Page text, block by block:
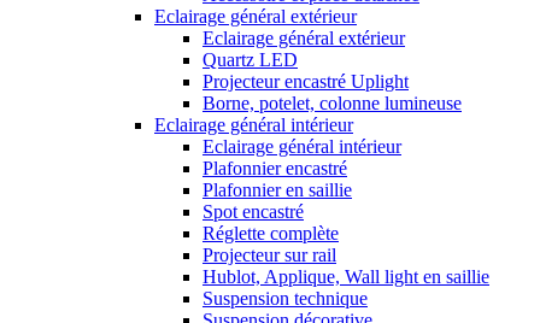
Eclairage général extérieur
Eclairage général extérieur
Quartz LED
Projecteur encastré Uplight
Borne, potelet, colonne lumineuse
Eclairage général intérieur
Eclairage général intérieur
Plafonnier encastré
Plafonnier en saillie
Spot encastré
Réglette complète
Projecteur sur rail
Hublot, Applique, Wall light en saillie
Suspension technique